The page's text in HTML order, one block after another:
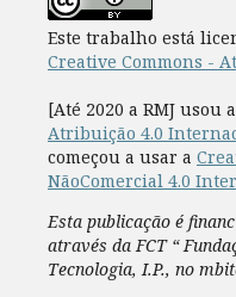
Este trabalho está
Creative Commons -
[Até 2020 a RMJ usou
Atribuição 4.0
começou a usar a
NãoComercial 4.0
Esta publicação é
através da FCT “
Tecnologia, I.P., no